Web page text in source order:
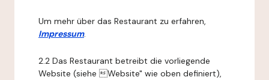
Um mehr über das Restaurant zu erfahren,
Impressum.
2.2 Das Restaurant betreibt die vorliegende
Website (siehe Website" wie oben definiert),